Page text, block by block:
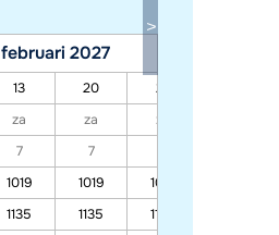
februari 2027
13 20 27
za za za
7 7
1019 1019 1019
1135 1135 1135